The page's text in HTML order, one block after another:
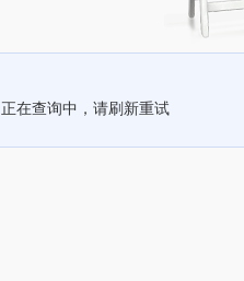
正在查询中，请刷新重试